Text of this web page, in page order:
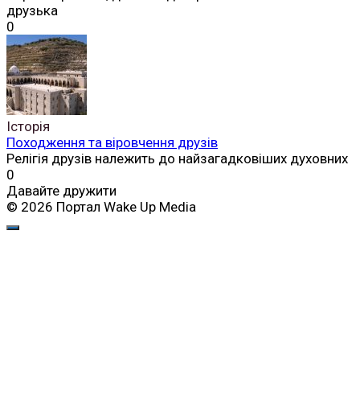
друзька
0
Історія
Походження та віровчення друзів
Релігія друзів належить до найзагадковіших духовних
0
Давайте дружити
© 2026 Портал Wake Up Media